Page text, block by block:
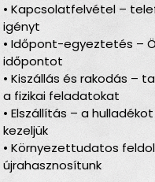
• Kapcsolatfelvétel –
igényt
• Időpont-egyeztetés –
időpontot
• Kiszállás és rakodás –
a fizikai feladatokat
• Elszállítás – a
kezeljük
• Környezettudatos
újrahasznosítunk